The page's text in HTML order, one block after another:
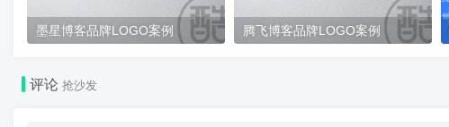
墨星博客品牌LOGO案例 腾飞博客品牌LOGO案例
评论抢沙发